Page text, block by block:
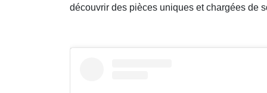
découvrir des pièces uniques et chargées de